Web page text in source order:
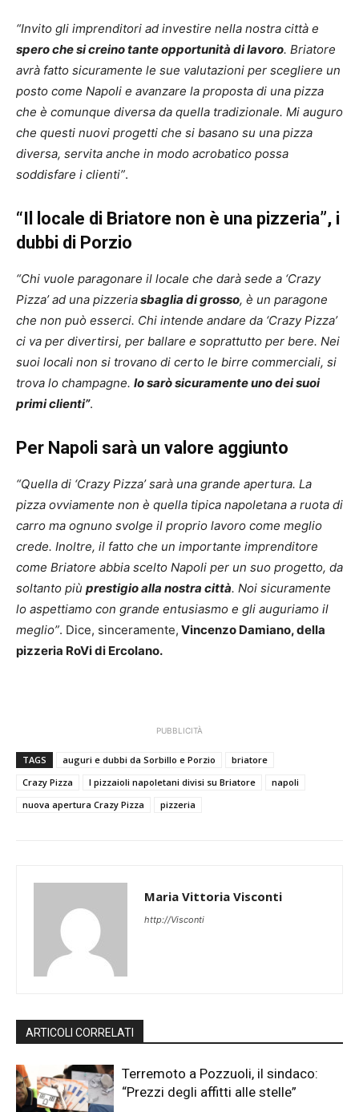
“Invito gli imprenditori ad investire nella nostra città e
spero che si creino tante opportunità di lavoro. Briatore
avrà fatto sicuramente le sue valutazioni per scegliere un
posto come Napoli e avanzare la proposta di una pizza
che è comunque diversa da quella tradizionale. Mi auguro
che questi nuovi progetti che si basano su una pizza
diversa, servita anche in modo acrobatico possa
soddisfare i clienti”.
“Il locale di Briatore non è una pizzeria”, i
dubbi di Porzio
“Chi vuole paragonare il locale che darà sede a ‘Crazy
Pizza’ ad una pizzeriasbaglia di grosso, è un paragone
che non può esserci. Chi intende andare da ‘Crazy Pizza’
ci va per divertirsi, per ballare e soprattutto per bere. Nei
suoi locali non si trovano di certo le birre commerciali, si
trova lo champagne. Io sarò sicuramente uno dei suoi
primi clienti”.
Per Napoli sarà un valore aggiunto
“Quella di ‘Crazy Pizza’ sarà una grande apertura. La
pizza ovviamente non è quella tipica napoletana a ruota di
carro ma ognuno svolge il proprio lavoro come meglio
crede. Inoltre, il fatto che un importante imprenditore
come Briatore abbia scelto Napoli per un suo progetto, da
soltanto più prestigio alla nostra città. Noi sicuramente
lo aspettiamo con grande entusiasmo e gli auguriamo il
meglio”. Dice, sinceramente, Vincenzo Damiano, della
pizzeria RoVi di Ercolano.
PUBBLICITÀ
TAGS auguri e dubbi da Sorbillo e Porzio
briatore
Crazy Pizza
I pizzaioli napoletani divisi su Briatore
napoli
nuova apertura Crazy Pizza
pizzeria
Maria Vittoria Visconti
http://Visconti
ARTICOLI CORRELATI
Terremoto a Pozzuoli, il sindaco:
“Prezzi degli affitti alle stelle”